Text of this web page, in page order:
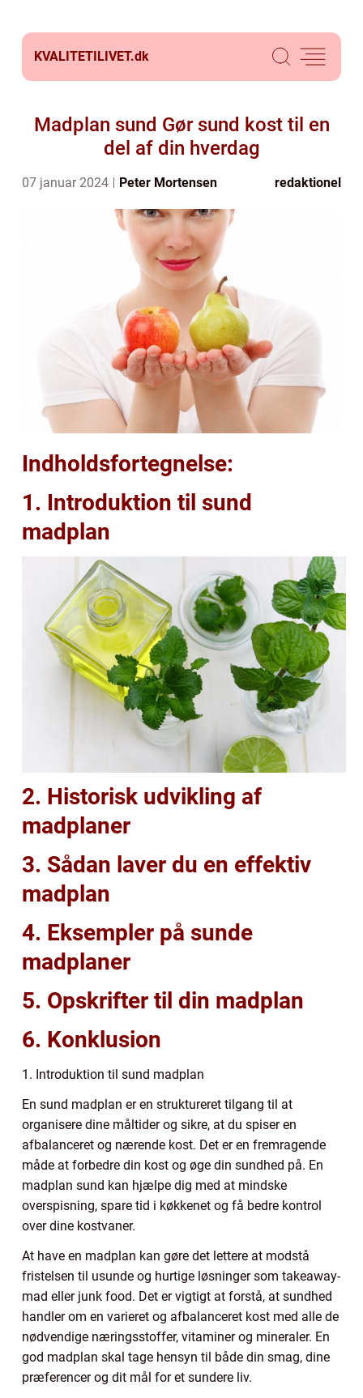
KVALITETILIVET.dk
Madplan sund Gør sund kost til en
del af din hverdag
07 januar 2024 Peter Mortensen redaktionel
Indholdsfortegnelse:
1. Introduktion til sund
madplan
2. Historisk udvikling af
madplaner
3. Sådan laver du en effektiv
madplan
4. Eksempler på sunde
madplaner
5. Opskrifter til din madplan
6. Konklusion
1. Introduktion til sund madplan
En sund madplan er en struktureret tilgang til at
organisere dine måltider og sikre, at du spiser en
afbalanceret og nærende kost. Det er en fremragende
måde at forbedre din kost og øge din sundhed på. En
madplan sund kan hjælpe dig med at mindske
overspisning, spare tid i køkkenet og få bedre kontrol
over dine kostvaner.
At have en madplan kan gøre det lettere at modstå
fristelsen til usunde og hurtige løsninger som takeaway-
mad eller junk food. Det er vigtigt at forstå, at sundhed
handler om en varieret og afbalanceret kost med alle de
nødvendige næringsstoffer, vitaminer og mineraler. En
god madplan skal tage hensyn til både din smag, dine
præferencer og dit mål for et sundere liv.